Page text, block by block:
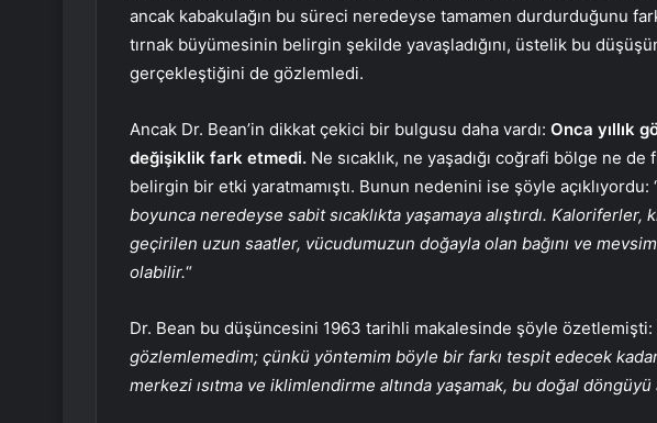
ancak kabakulağın bu süreci neredeyse tamamen durdurduğunu
tırnak büyümesinin belirgin şekilde yavaşladığını, üstelik bu
gerçekleştiğini de gözlemledi.
Ancak Dr. Bean’in dikkat çekici bir bulgusu daha vardı: Onca yıllık
değişiklik fark etmedi. Ne sıcaklık, ne yaşadığı coğrafi bölge ne
belirgin bir etki yaratmamıştı. Bunun nedenini ise şöyle açıklıyordu:
boyunca neredeyse sabit sıcaklıkta yaşamaya alıştırdı. Kaloriferler,
geçirilen uzun saatler, vücudumuzun doğayla olan bağını ve
olabilir.“
Dr. Bean bu düşüncesini 1963 tarihli makalesinde şöyle özetlemişti:
gözlemlemedim; çünkü yöntemim böyle bir farkı tespit edecek
merkezi ısıtma ve iklimlendirme altında yaşamak, bu doğal